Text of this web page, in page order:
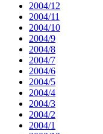
2004/12
2004/11
2004/10
2004/9
2004/8
2004/7
2004/6
2004/5
2004/4
2004/3
2004/2
2004/1